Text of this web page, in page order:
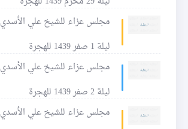
مجلس عزاء للشيخ علي الأسدي
ليلة 1 صفر 1439 للهجرة
مجلس عزاء للشيخ علي الأسدي
ليلة 2 صفر 1439 للهجرة
مجلس عزاء للشيخ علي الأسدي